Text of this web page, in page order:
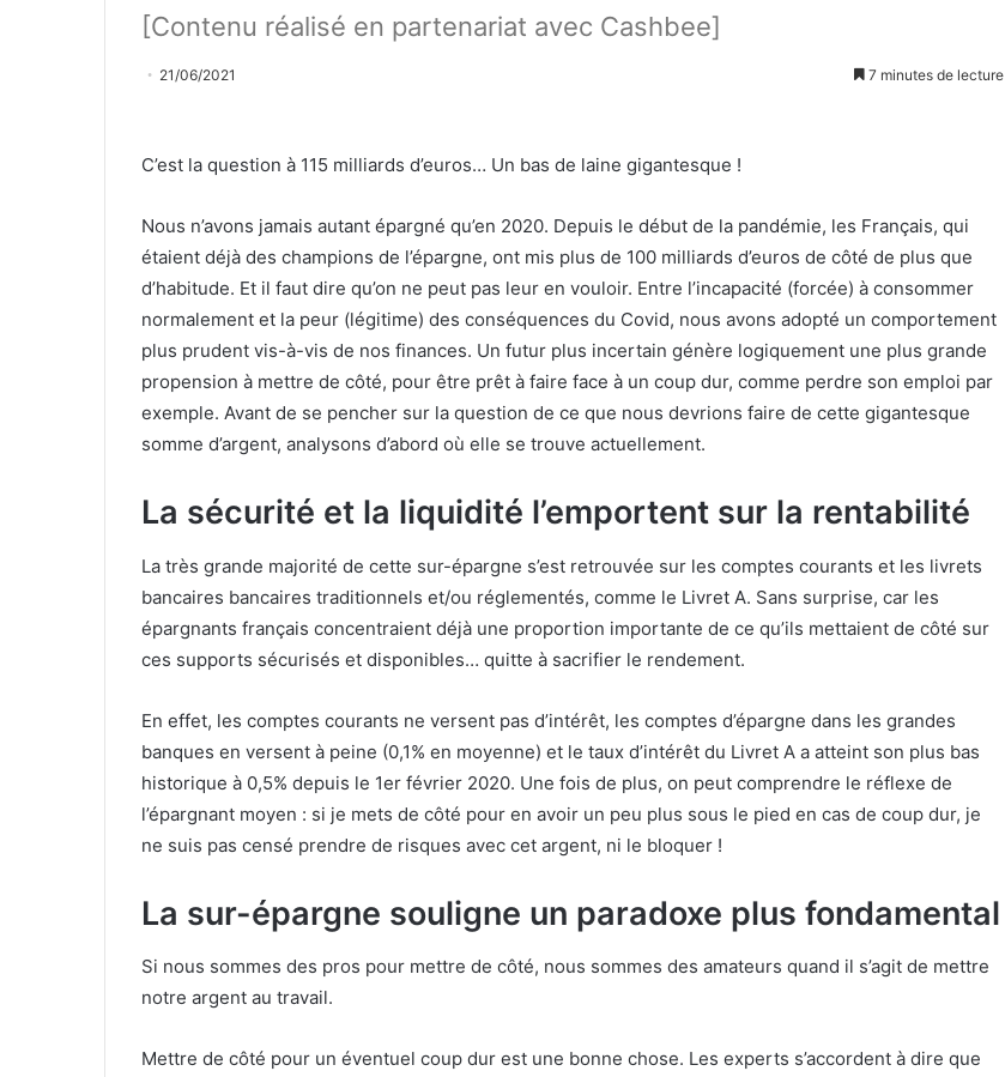
[Contenu réalisé en partenariat avec Cashbee]
21/06/2021 7 minutes de lecture
C’est la question à 115 milliards d’euros… Un bas de laine gigantesque !
Nous n’avons jamais autant épargné qu’en 2020. Depuis le début de la pandémie, les Français, qui
étaient déjà des champions de l’épargne, ont mis plus de 100 milliards d’euros de côté de plus que
d’habitude. Et il faut dire qu’on ne peut pas leur en vouloir. Entre l’incapacité (forcée) à consommer
normalement et la peur (légitime) des conséquences du Covid, nous avons adopté un comportement
plus prudent vis-à-vis de nos finances. Un futur plus incertain génère logiquement une plus grande
propension à mettre de côté, pour être prêt à faire face à un coup dur, comme perdre son emploi par
exemple. Avant de se pencher sur la question de ce que nous devrions faire de cette gigantesque
somme d’argent, analysons d’abord où elle se trouve actuellement.
La sécurité et la liquidité l’emportent sur la rentabilité
La très grande majorité de cette sur-épargne s’est retrouvée sur les comptes courants et les livrets
bancaires bancaires traditionnels et/ou réglementés, comme le Livret A. Sans surprise, car les
épargnants français concentraient déjà une proportion importante de ce qu’ils mettaient de côté sur
ces supports sécurisés et disponibles… quitte à sacrifier le rendement.
En effet, les comptes courants ne versent pas d’intérêt, les comptes d’épargne dans les grandes
banques en versent à peine (0,1% en moyenne) et le taux d’intérêt du Livret A a atteint son plus bas
historique à 0,5% depuis le 1er février 2020. Une fois de plus, on peut comprendre le réflexe de
l’épargnant moyen : si je mets de côté pour en avoir un peu plus sous le pied en cas de coup dur, je
ne suis pas censé prendre de risques avec cet argent, ni le bloquer !
La sur-épargne souligne un paradoxe plus fondamental
Si nous sommes des pros pour mettre de côté, nous sommes des amateurs quand il s’agit de mettre
notre argent au travail.
Mettre de côté pour un éventuel coup dur est une bonne chose. Les experts s’accordent à dire que